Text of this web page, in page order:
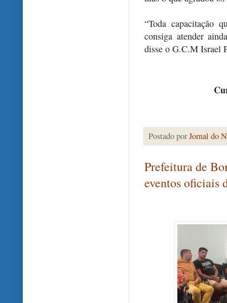
“Toda capacitação
consiga atender
disse o G.C.M Israel
Postado porJornal do
Prefeitura de
eventos oficiais